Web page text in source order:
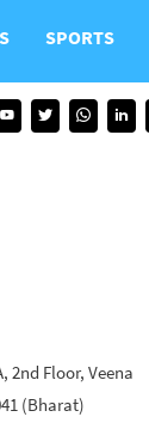
SPORTS
2nd Floor, Veena
(Bharat)